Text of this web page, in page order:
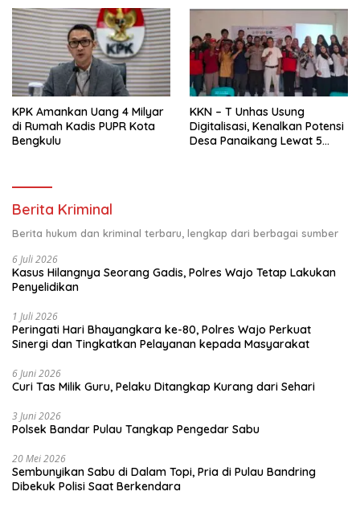
Tuntas
KPK Amankan Uang 4 Milyar
di Rumah Kadis PUPR Kota
Bengkulu
KKN – T Unhas Usung
Digitalisasi, Kenalkan Potensi
Desa Panaikang Lewat 5
Berita Kriminal
Berita hukum dan kriminal terbaru, lengkap dari berbagai sumber
6 Juli 2026
Kasus Hilangnya Seorang Gadis, Polres Wajo Tetap Lakukan
Penyelidikan
1 Juli 2026
Peringati Hari Bhayangkara ke-80, Polres Wajo Perkuat
Sinergi dan Tingkatkan Pelayanan kepada Masyarakat
6 Juni 2026
Curi Tas Milik Guru, Pelaku Ditangkap Kurang dari Sehari
3 Juni 2026
Polsek Bandar Pulau Tangkap Pengedar Sabu
20 Mei 2026
Sembunyikan Sabu di Dalam Topi, Pria di Pulau Bandring
Dibekuk Polisi Saat Berkendara